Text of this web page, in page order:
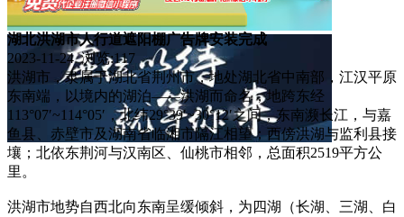
湖北洪湖市人行道遮阳棚广告牌安装完成
2023-11-24 浏览:117
洪湖市，隶属于湖北省荆州市，地处湖北省中南部，江汉平原
东南端，以境内的湖泊——洪湖而命名，地跨东经
113°07′~114°05′，北纬29°39′~30°12′之间，东南濒长江，与嘉
鱼县、赤壁市及湖南省临湘市隔江相望；西傍洪湖与监利县接
壤；北依东荆河与汉南区、仙桃市相邻，总面积2519平方公
里。
洪湖市地势自西北向东南呈缓倾斜，为四湖（长湖、三湖、白